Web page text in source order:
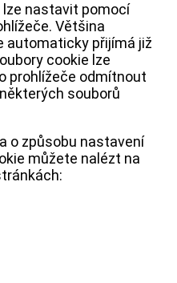
lze nastavit pomocí
Většina
automaticky přijímá již
cookie lze
prohlížeče odmítnout
souborů
o způsobu nastavení
můžete nalézt na